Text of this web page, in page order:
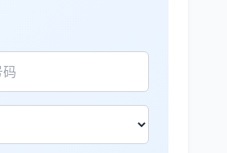
成了泰国建厂的所有法
非常专业。